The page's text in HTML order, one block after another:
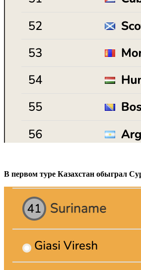
В первом туре Казахстан обыграл